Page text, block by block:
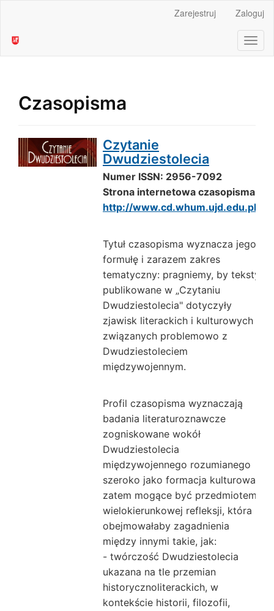
Sidebar
Zarejestruj Zaloguj
Czasopisma
Czytanie
Dwudziestolecia
Numer ISSN: 2956-7092
Strona internetowa czasopisma:
http://www.cd.whum.ujd.edu.pl/
Tytuł czasopisma wyznacza jego
formułę i zarazem zakres
tematyczny: pragniemy, by teksty
publikowane w „Czytaniu
Dwudziestolecia" dotyczyły
zjawisk literackich i kulturowych
związanych problemowo z
Dwudziestoleciem
międzywojennym.
Profil czasopisma wyznaczają
badania literaturoznawcze
zogniskowane wokół
Dwudziestolecia
międzywojennego rozumianego
szeroko jako formacja kulturowa,
zatem mogące być przedmiotem
wielokierunkowej refleksji, która
obejmowałaby zagadnienia
między innymi takie, jak:
- twórczość Dwudziestolecia
ukazana na tle przemian
historycznoliterackich, w
kontekście historii, filozofii,